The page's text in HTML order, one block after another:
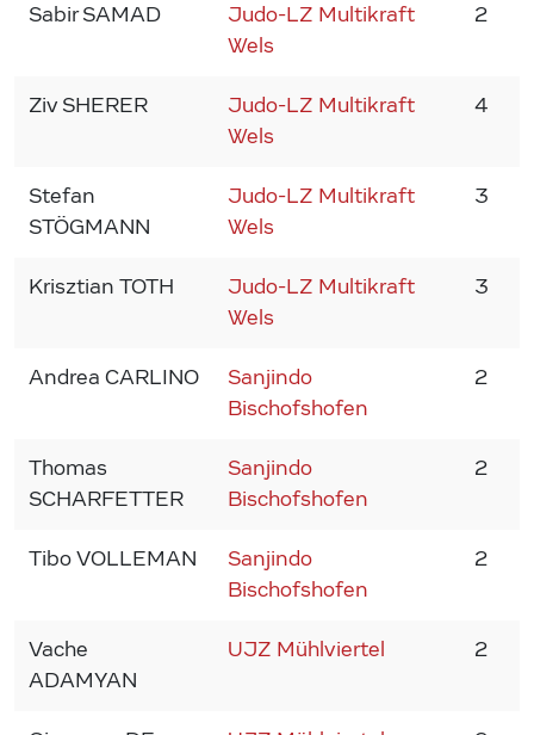
Sabir SAMAD
Judo-LZ Multikraft
Wels
2
Ziv SHERER
Judo-LZ Multikraft
Wels
4
Stefan
STÖGMANN
Judo-LZ Multikraft
Wels
3
Krisztian TOTH
Judo-LZ Multikraft
Wels
3
Andrea CARLINO
Sanjindo
Bischofshofen
2
Thomas
SCHARFETTER
Sanjindo
Bischofshofen
2
Tibo VOLLEMAN
Sanjindo
Bischofshofen
2
Vache
ADAMYAN
UJZ Mühlviertel 2